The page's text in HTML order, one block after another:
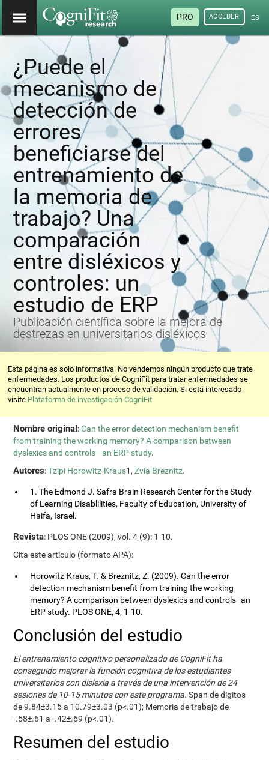
PRO ACCEDER
¿Puede el
mecanismo de
detección de
errores
beneficiarse del
entrenamiento de
la memoria de
trabajo? Una
comparación
entre disléxicos y
controles: un
estudio de ERP
Publicación científica sobre la mejora de
destrezas en universitarios disléxicos
Esta página es solo informativa. No vendemos ningún producto que trate
enfermedades. Los productos de CogniFit para tratar enfermedades se
encuentran actualmente en proceso de validación. Si está interesado
visite Plataforma de investigación CogniFit
Nombre original:Can the error detection mechanism benefit
from training the working memory? A comparison between
dyslexics and controls—an ERP study.
Autores:Tzipi Horowitz-Kraus1,Zvia Breznitz.
1. The Edmond J. Safra Brain Research Center for the Study
of Learning Disablilities, Faculty of Education, University of
Haifa, Israel.
Revista: PLOS ONE (2009), vol. 4 (9): 1-10.
Cita este artículo (formato APA):
Horowitz-Kraus, T. & Breznitz, Z. (2009). Can the error
detection mechanism benefit from training the working
memory? A comparison between dyslexics and controls--an
ERP study. PLOS ONE, 4, 1-10.
Conclusión del estudio
El entrenamiento cognitivo personalizado de CogniFit ha
conseguido mejorar la función cognitiva de los estudiantes
universitarios con dislexia a través de una intervención de 24
sesiones de 10-15 minutos con este programa. Span de dígitos
de 9.84±3.15 a 10.79±3.03 (p<.01); Memoria de trabajo de
-.58±.61 a -.42±.69 (p<.01).
Resumen del estudio